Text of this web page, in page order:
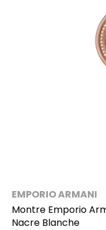
EMPORIO ARMANI
Montre Emporio
Nacre Blanche